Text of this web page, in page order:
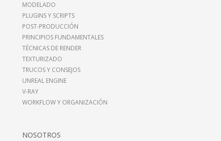
MODELADO
PLUGINS Y SCRIPTS
POST-PRODUCCIÓN
PRINCIPIOS FUNDAMENTALES
TÉCNICAS DE RENDER
TEXTURIZADO
TRUCOS Y CONSEJOS
UNREAL ENGINE
V-RAY
WORKFLOW Y ORGANIZACIÓN
NOSOTROS